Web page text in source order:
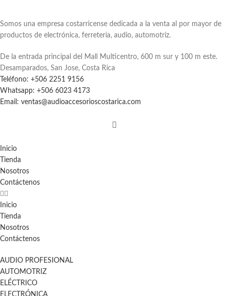
Somos una empresa costarricense dedicada a la venta al por mayor de
productos de electrónica, ferretería, audio, automotriz.
De la entrada principal del Mall Multicentro, 600 m sur y 100 m este.
Desamparados, San Jose, Costa Rica
Teléfono: +506 2251 9156
Whatsapp: +506 6023 4173
Email: ventas@audioaccesorioscostarica.com
Inicio
Tienda
Nosotros
Contáctenos
Inicio
Tienda
Nosotros
Contáctenos
AUDIO PROFESIONAL
AUTOMOTRIZ
ELÉCTRICO
ELECTRÓNICA